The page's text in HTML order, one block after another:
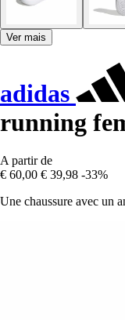
Ver mais
adidas
running
A partir de
€ 60,00 € 39,98 -33%
Une chaussure avec un